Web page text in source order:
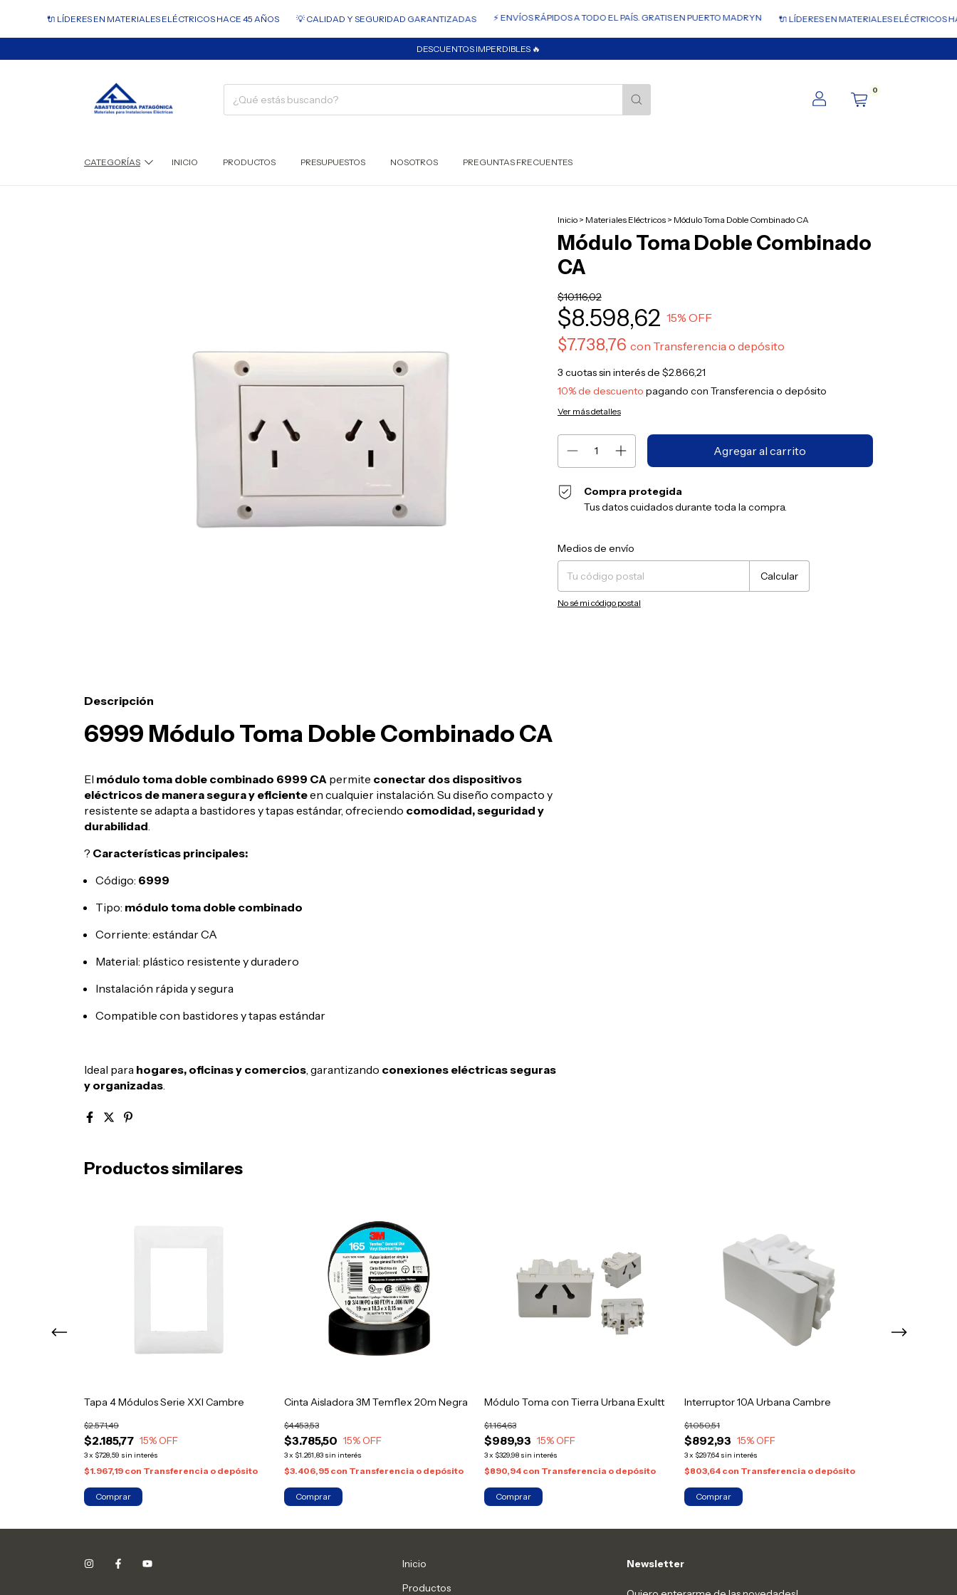
🔌 LÍDERES EN MATERIALES ELÉCTRICOS HACE 45 AÑOS 💡 CALIDAD Y SEGURIDAD GARANTIZADAS ⚡ ENVÍOS RÁPIDOS A TODO EL PAÍS. GRATIS EN PUERTO MADRYN 🔌 LÍDERES EN MATERIALES ELÉCTRICOS
DESCUENTOS IMPERDIBLES 🔥
0
CATEGORÍAS INICIO PRODUCTOS PRESUPUESTOS NOSOTROS PREGUNTAS FRECUENTES
Inicio > Materiales Eléctricos > Módulo Toma Doble Combinado CA
Módulo Toma Doble Combinado
CA
$10.116,02
$8.598,62 15% OFF
$7.738,76 con Transferencia o depósito
3 cuotas sin interés de $2.866,21
10% de descuento pagando con Transferencia o depósito
Ver más detalles
Compra protegida
Tus datos cuidados durante toda la compra.
Entregas para el CP:
Medios de envío
Calcular
No sé mi código postal
Descripción
6999 Módulo Toma Doble Combinado CA
El módulo toma doble combinado 6999 CA permite conectar dos dispositivos
eléctricos de manera segura y eficienteen cualquier instalación. Su diseño compacto y
resistente se adapta a bastidores y tapas estándar, ofreciendo comodidad, seguridad y
durabilidad
? Características principales:
Código: 6999
Tipo: módulo toma doble combinado
Corriente: estándar CA
Material: plástico resistente y duradero
Instalación rápida y segura
Compatible con bastidores y tapas estándar
Ideal para hogares, oficinas y comercios , garantizando conexiones eléctricas seguras
y organizadas
Productos similares
Tapa 4 Módulos Serie XXI Cambre
$2.185,77
$2.571,49
15% OFF
3x $728,59 sin interés
$1.967,19 con Transferencia o depósito
Cinta Aisladora 3M Temflex 20m Negra
$3.785,50
$4.453,53
15% OFF
3x $1.261,83 sin interés
$3.406,95 con Transferencia o depósito
Módulo Toma con Tierra Urbana Exultt
$989,93
$1.164,63
15% OFF
3x $329,98 sin interés
$890,94 con Transferencia o depósito
Interruptor 10A Urbana Cambre
$892,93
$1.050,51
15% OFF
3x $297,64 sin interés
$803,64 con Transferencia o depósito
Inicio
Productos
Newsletter